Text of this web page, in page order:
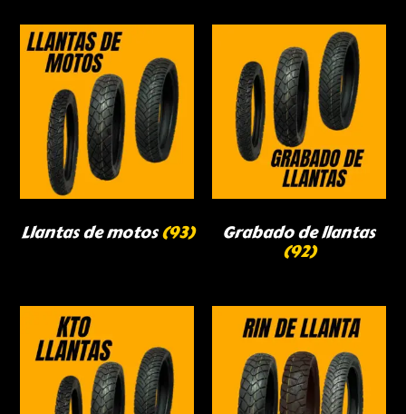
Llantas de motos(93) Grabado de llantas
(92)